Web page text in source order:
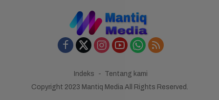
Indeks
Tentang kami
Copyright 2023 Mantiq Media All Rights Reserved.